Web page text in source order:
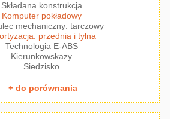
Składana konstrukcja
Komputer pokładowy
mechaniczny: tarczowy
przednia i tylna
Technologia E-ABS
Kierunkowskazy
Siedzisko
+ do porównania